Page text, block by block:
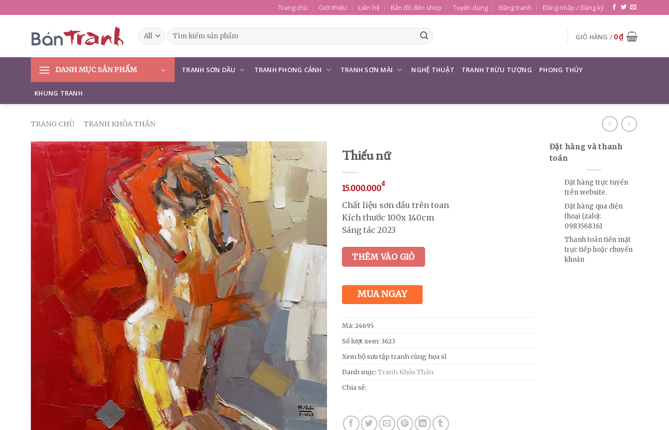
to
Trang chủ Giới thiệu Liên hệ Bản đồ đến shop Tuyển dụng Đăng tranh Đăng nhập / Đăng ký
Tìm
kiếm:
GIỎ HÀNG / 0₫
DANH MỤC SẢN PHẨM TRANH SƠN DẦU TRANH PHONG CẢNH TRANH SƠN MÀI NGHỆ THUẬT TRANH TRỪU TƯỢNG PHONG THỦY
KHUNG TRANH
TRANG CHỦ TRANH KHỎA THÂN
Thiếu nữ
15.000.000₫
Chất liệu sơn dầu trên toan
Kích thước 100x 140cm
Sáng tác 2023
THÊM VÀO GIỎ
MUA NGAY
Mã: 24695
Số lượt xem: 3623
Xem bộ sưu tập tranh cùng họa sĩ
Danh mục: Tranh Khỏa Thân
Chia sẻ:
Đặt hàng và thanh
toán
Đặt hàng trực tuyến
trên website.
Đặt hàng qua điện
thoại (zalo):
0983568361
Thanh toán tiền mặt
trực tiếp hoặc chuyển
khoản